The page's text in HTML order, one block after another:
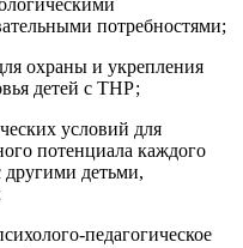
потребностями;
охраны и укрепления
детей с ТНР;
условий для
потенциала каждого
другими детьми,
педагогическое